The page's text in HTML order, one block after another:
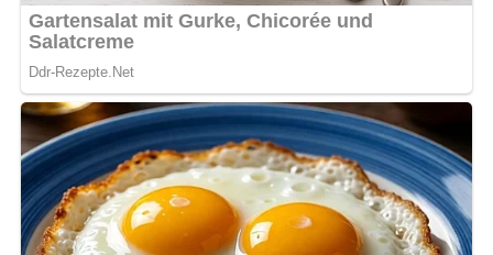
1989]
Kennst du schon unser tolles DDR-Quiz?
noch alles über die DDR?Teste dein Wissen jetzt!
Rezept-Bewertung
5/5(3 Bewertung)